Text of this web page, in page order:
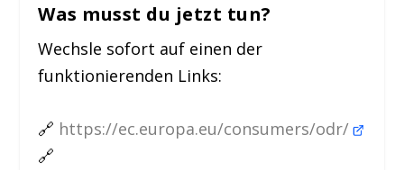
Was musst du jetzt tun?
Wechsle sofort auf einen der
funktionierenden Links:
🔗 https://ec.europa.eu/consumers/odr/
🔗